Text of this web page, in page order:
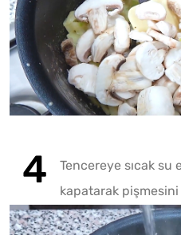
Tencereye sıcak su
kapatarak